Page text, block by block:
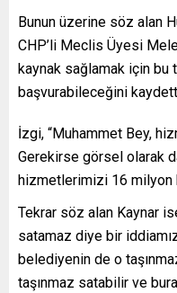
Bunun üzerine söz alan
CHP’li Meclis Üyesi
kaynak sağlamak için bu
başvurabileceğini
İzgi, “Muhammet Bey,
Gerekirse görsel olarak
hizmetlerimizi 16 milyon
Tekrar söz alan Kaynar
satamaz diye bir
belediyenin de o
taşınmaz satabilir ve